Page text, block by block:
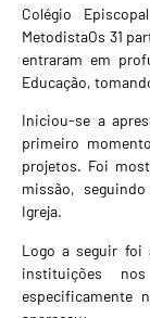
Colégio
MetodistaOs 31
entraram em
Educação,
Iniciou-se a
primeiro
projetos. Foi
missão,
Igreja.
Logo a seguir foi
instituições
especificamente